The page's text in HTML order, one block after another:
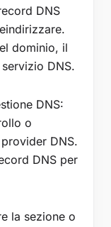
DNS
dominio, il
DNS.
DNS:
o
DNS.
DNS per
la sezione o